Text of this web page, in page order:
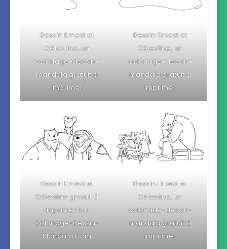
Dessin Ernest et
Célestine, un
coloriage-dessin-
mandala gratuit à
imprimer
Dessin Ernest et
Célestine, un
coloriage-dessin-
mandala gratuit à
imprimer
Dessin Ernest et
Célestine gratuit à
imprimer sur
Coloriage-Dessin-
Mandala.Com
Dessin Ernest et
Célestine, un
coloriage-dessin-
mandala gratuit à
imprimer